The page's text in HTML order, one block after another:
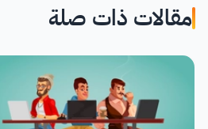
مقالات ذات صلة